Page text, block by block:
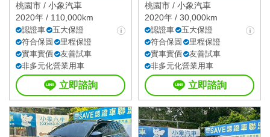
桃園市 / 小象汽車
2020年 / 110,000km
認證車
五大保證
符合保固
里程保證
實車實價
友善試車
非多元化營業用車
立即諮詢
桃園市 / 小象汽車
2020年 / 30,000km
認證車
五大保證
符合保固
里程保證
實車實價
友善試車
非多元化營業用車
立即諮詢